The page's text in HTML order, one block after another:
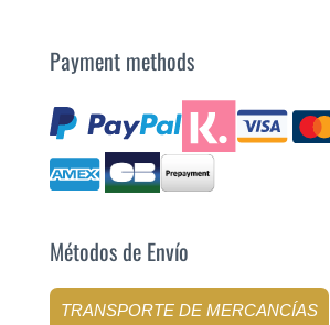
Payment methods
Métodos de Envío
TRANSPORTE DE MERCANCÍAS